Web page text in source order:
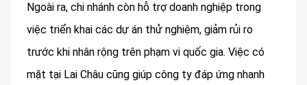
Ngoài ra, chi nhánh còn hỗ trợ doanh nghiệp trong
việc triển khai các dự án thử nghiệm, giảm rủi ro
trước khi nhân rộng trên phạm vi quốc gia. Việc có
mặt tại Lai Châu cũng giúp công ty đáp ứng nhanh